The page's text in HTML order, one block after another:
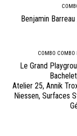
Benjamin
COMBO COMBO
Le Grand
Atelier 25, Annik
Niessen, Surfaces